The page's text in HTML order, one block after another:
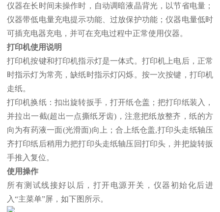
仪器在长时间未操作时，自动调暗液晶背光，以节省电量；
仪器带低电量充电提示功能、过放保护功能；仪器电量低时
可插充电器充电，并可在充电过程中正常使用仪器。
打印机使用说明
打印机按键和打印机指示灯是一体式。打印机上电后，正常
时指示灯为常亮，缺纸时指示灯闪烁。按一次按键，打印机
走纸。
打印机换纸：扣出旋转扳手，打开纸仓盖；把打印纸装入，
并拉出一截(超出一点撕纸牙齿)，注意把纸放整齐，纸的方
向为有药液一面(光滑面)向上；合上纸仓盖,打印头走纸轴压
齐打印纸后稍用力把打印头走纸轴压回打印头，并把旋转扳
手推入复位。
使用操作
所有测试线接好以后，打开电源开关，仪器初始化后进
入“主菜单”屏，如下图所示。